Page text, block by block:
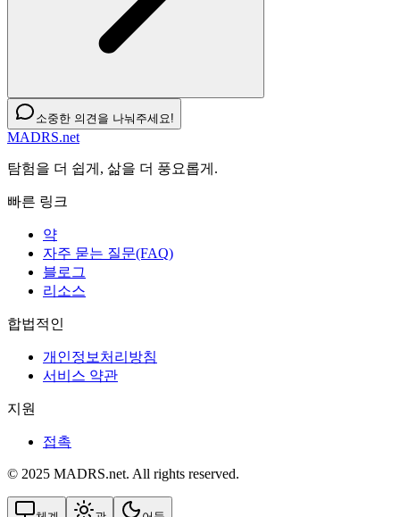
소중한 의견을 나눠주세요!
MADRS.net
탐험을 더 쉽게, 삶을 더 풍요롭게.
빠른 링크
약
자주 묻는 질문(FAQ)
블로그
리소스
합법적인
개인정보처리방침
서비스 약관
지원
접촉
© 2025 MADRS.net. All rights reserved.